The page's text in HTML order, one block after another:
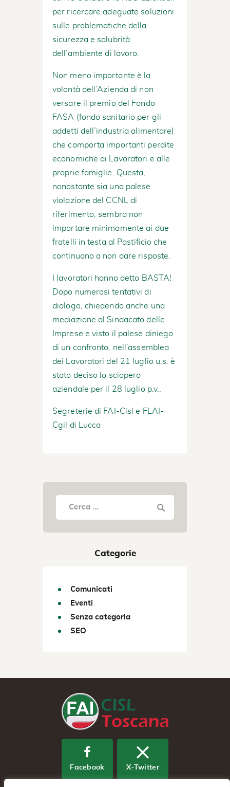
per ricercare adeguate soluzioni
sulle problematiche della
sicurezza e salubrità
dell’ambiente di lavoro.
Non meno importante è la
volontà dell’Azienda di non
versare il premio del Fondo
FASA (fondo sanitario per gli
addetti dell’industria alimentare)
che comporta importanti perdite
economiche ai Lavoratori e alle
proprie famiglie. Questa,
nonostante sia una palese
violazione del CCNL di
riferimento, sembra non
importare minimamente ai due
fratelli in testa al Pastificio che
continuano a non dare risposte.
I lavoratori hanno detto BASTA!
Dopo numerosi tentativi di
dialogo, chiedendo anche una
mediazione al Sindacato delle
Imprese e visto il palese diniego
di un confronto, nell’assemblea
dei Lavoratori del 21 luglio u.s. è
stato deciso lo sciopero
aziendale per il 28 luglio p.v..
Segreterie di FAI-Cisl e FLAI-
Cgil di Lucca
Categorie
Comunicati
Eventi
Senza categoria
SEO
Facebook X-Twitter